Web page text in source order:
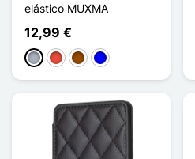
elástico MUXMA
12,99 €
CinzentoVermelho
Castanho
Azul